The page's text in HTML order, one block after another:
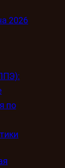
2026
по